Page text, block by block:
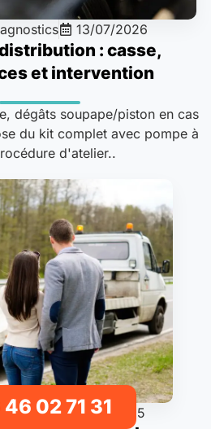
13/07/2026
: casse,
et intervention
dégâts soupape/piston en cas
du kit complet avec pompe à
d'atelier..
& guides 28/11/2025
02 71 31